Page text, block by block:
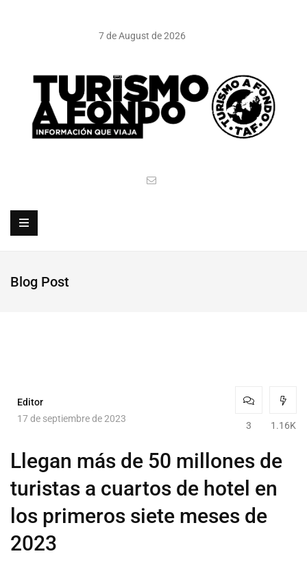
7 de August de 2026
Blog Post
Editor
17 de septiembre de 2023
3 1.16K
Llegan más de 50 millones de
turistas a cuartos de hotel en
los primeros siete meses de
2023